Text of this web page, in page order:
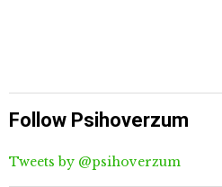
Follow Psihoverzum
Tweets by @psihoverzum